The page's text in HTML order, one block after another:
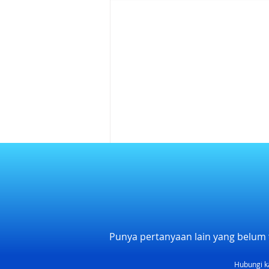
Punya pertanyaan lain yang belum
Hubungi